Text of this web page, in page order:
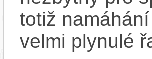
totiž
velmi plynulé